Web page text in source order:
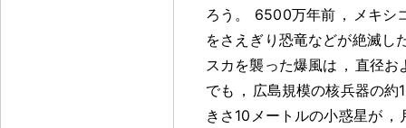
ろう 。 6500万年前 ，
メキシ
をさえぎり恐竜などが絶滅し
スカを襲った爆風は ， 直径お
でも ， 広島規模の核兵器の
きさ10メートルの小惑星が ，